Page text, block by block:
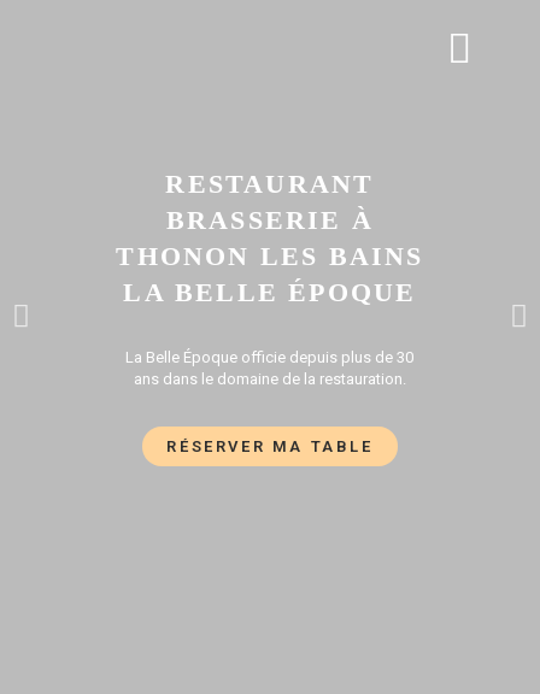
RESTAURANT
BRASSERIE À
THONON LES BAINS
LA BELLE ÉPOQUE
La Belle Époque officie depuis plus de 30
ans dans le domaine de la restauration.
RÉSERVER MA TABLE